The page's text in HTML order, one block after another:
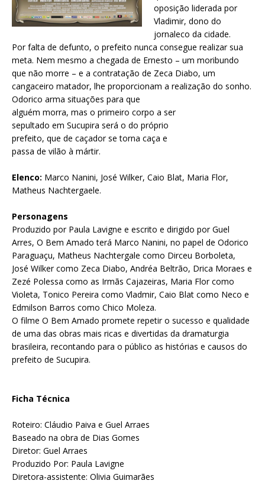
oposição liderada por
Vladimir, dono do
jornaleco da cidade.
Por falta de defunto, o prefeito nunca consegue realizar sua
meta. Nem mesmo a chegada de Ernesto – um moribundo
que não morre – e a contratação de Zeca Diabo, um
cangaceiro matador, lhe proporcionam a realização do sonho.
Odorico arma situações para que
alguém morra, mas o primeiro corpo a ser
sepultado em Sucupira será o do próprio
prefeito, que de caçador se torna caça e
passa de vilão à mártir.
Elenco: Marco Nanini, José Wilker, Caio Blat, Maria Flor,
Matheus Nachtergaele.
Personagens
Produzido por Paula Lavigne e escrito e dirigido por Guel
Arres, O Bem Amado terá Marco Nanini, no papel de Odorico
Paraguaçu, Matheus Nachtergale como Dirceu Borboleta,
José Wilker como Zeca Diabo, Andréa Beltrão, Drica Moraes e
Zezé Polessa como as Irmãs Cajazeiras, Maria Flor como
Violeta, Tonico Pereira como Vladmir, Caio Blat como Neco e
Edmilson Barros como Chico Moleza.
O filme O Bem Amado promete repetir o sucesso e qualidade
de uma das obras mais ricas e divertidas da dramaturgia
brasileira, recontando para o público as histórias e causos do
prefeito de Sucupira.
Ficha Técnica
Roteiro: Cláudio Paiva e Guel Arraes
Baseado na obra de Dias Gomes
Diretor: Guel Arraes
Produzido Por: Paula Lavigne
Diretora-assistente: Olivia Guimarães